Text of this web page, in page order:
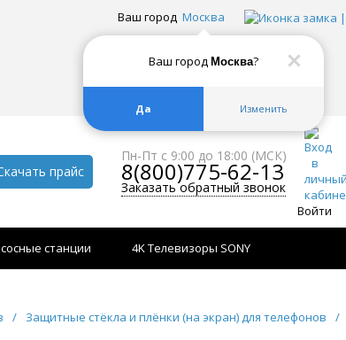
Ваш город Москва?
Да Изменить
Ваш город Москва
прайс
Пн-Пт с 9:00 до 18:00 (МСК)
8(800)775-62-13
Заказать обратный звонок
Войти
станции 4K Телевизоры SONY
/ Защитные стёкла и плёнки (на экран) для телефонов /